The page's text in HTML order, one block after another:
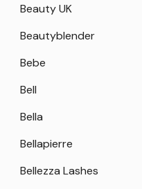
Beauty UK
Beautyblender
Bebe
Bell
Bella
Bellapierre
Bellezza Lashes